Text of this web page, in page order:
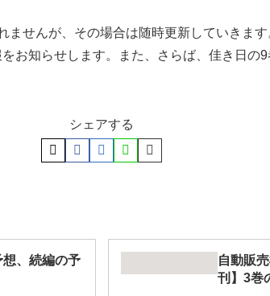
せんが、その場合は随時更新していきま
お知らせします。また、さらば、佳き日の
シェアする
、続編の予
自動販
刊】3巻